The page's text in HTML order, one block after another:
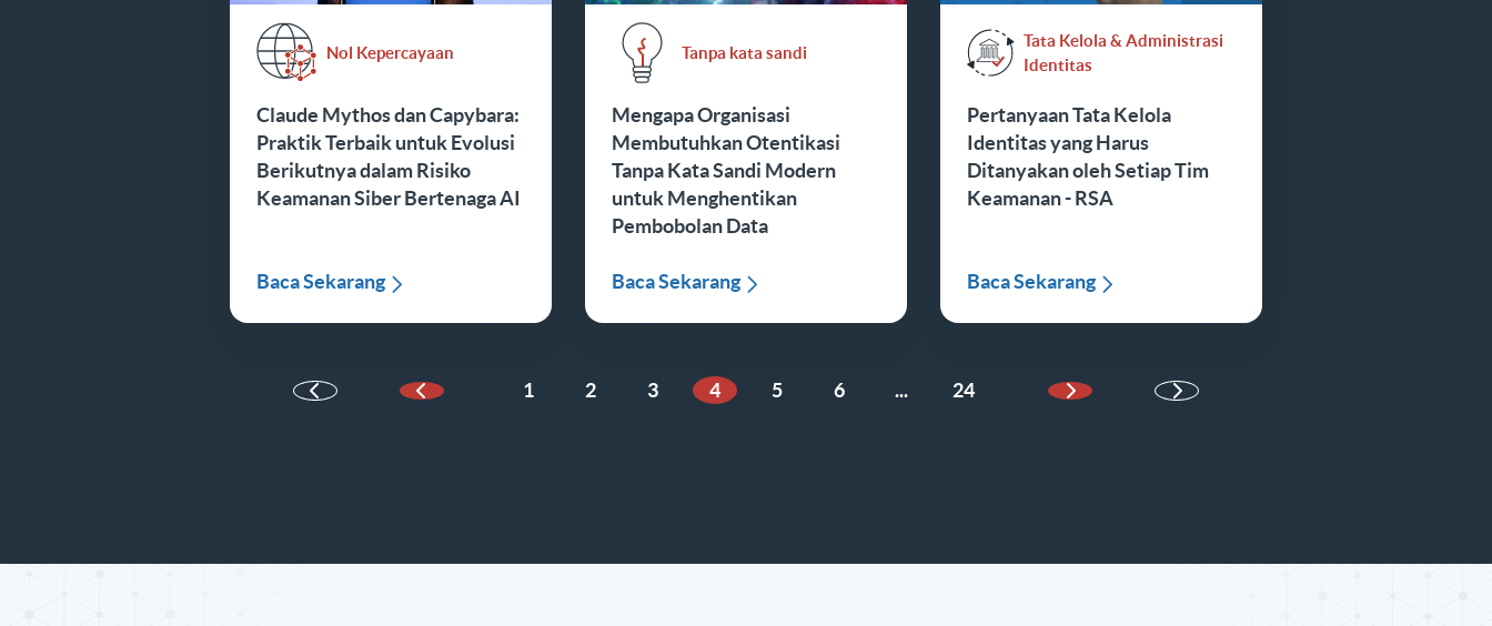
Nol Kepercayaan
Claude Mythos dan Capybara:
Praktik Terbaik untuk Evolusi
Berikutnya dalam Risiko
Keamanan Siber Bertenaga AI
Baca Sekarang
Tanpa kata sandi
Mengapa Organisasi
Membutuhkan Otentikasi
Tanpa Kata Sandi Modern
untuk Menghentikan
Pembobolan Data
Baca Sekarang
Tata Kelola & Administrasi
Identitas
Pertanyaan Tata Kelola
Identitas yang Harus
Ditanyakan oleh Setiap Tim
Keamanan - RSA
Baca Sekarang
Halaman Sebelumnya
1 2 3 4 5 6 ... 24
Halaman Berikutnya